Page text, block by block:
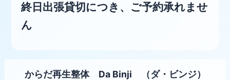
終日出張貸切につき、ご予約承れませ
ん
からだ再生整体 Da Binji （ダ・ビンジ）